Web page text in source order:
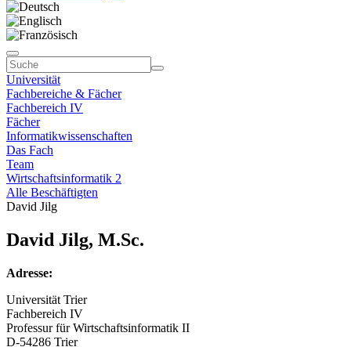
Universität
Fachbereiche & Fächer
Fachbereich IV
Fächer
Informatikwissenschaften
Das Fach
Team
Wirtschaftsinformatik 2
Alle Beschäftigten
David Jilg
David Jilg, M.Sc.
Adresse:
Universität Trier
Fachbereich IV
Professur für Wirtschaftsinformatik II
D-54286 Trier